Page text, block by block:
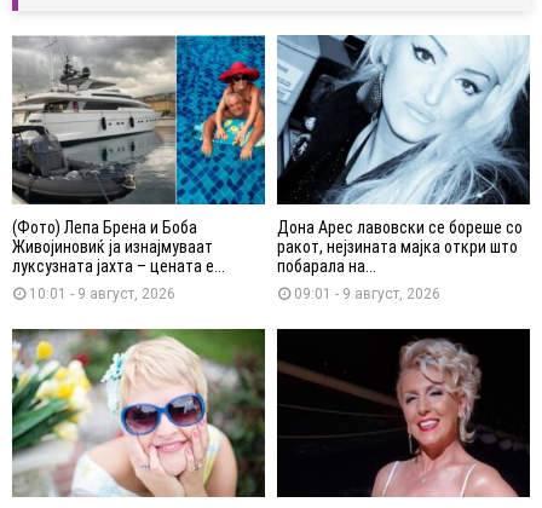
(Фото) Лепа Брена и Боба
Живојиновиќ ја изнајмуваат
луксузната јахта – цената е...
10:01 - 9 август, 2026
Дона Арес лавовски се бореше со
ракот, нејзината мајка откри што
побарала на...
09:01 - 9 август, 2026